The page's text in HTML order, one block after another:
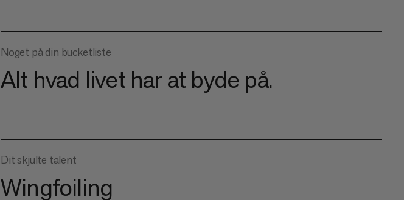
Noget på din bucketliste
Alt hvad livet har at byde på.
Dit skjulte talent
Wingfoiling